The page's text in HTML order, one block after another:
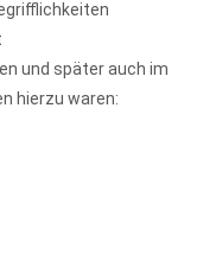
und später auch im
hierzu waren: